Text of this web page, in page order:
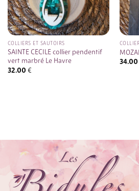
COLLIERS ET SAUTOIRS
SAINTE CECILE collier pendentif
vert marbré Le Havre
32.00 €
34.00